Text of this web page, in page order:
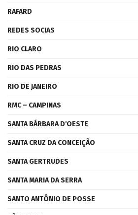
RAFARD
REDES SOCIAS
RIO CLARO
RIO DAS PEDRAS
RIO DE JANEIRO
RMC – CAMPINAS
SANTA BÁRBARA D'OESTE
SANTA CRUZ DA CONCEIÇÃO
SANTA GERTRUDES
SANTA MARIA DA SERRA
SANTO ANTÔNIO DE POSSE